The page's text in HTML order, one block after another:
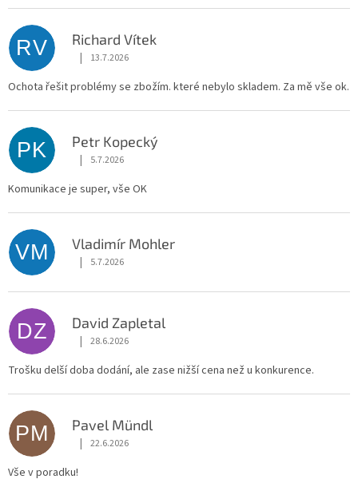
RV Richard Vítek
Hodnocení obchodu je 5 z 5 hvězdiček.
| 13.7.2026
Ochota řešit problémy se zbožím. které nebylo skladem. Za mě vše ok.
PK Petr Kopecký
Hodnocení obchodu je 5 z 5 hvězdiček.
| 5.7.2026
Komunikace je super, vše OK
VM Vladimír Mohler
Hodnocení obchodu je 5 z 5 hvězdiček.
| 5.7.2026
DZ David Zapletal
Hodnocení obchodu je 5 z 5 hvězdiček.
| 28.6.2026
Trošku delší doba dodání, ale zase nižší cena než u konkurence.
PM Pavel Mündl
Hodnocení obchodu je 5 z 5 hvězdiček.
| 22.6.2026
Vše v poradku!